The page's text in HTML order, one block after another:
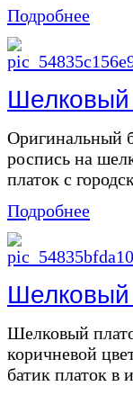
Подробнее
Шелковый
Оригинальный
роспись на
платок с
Подробнее
Шелковый
Шелковый
коричневой
батик платок в